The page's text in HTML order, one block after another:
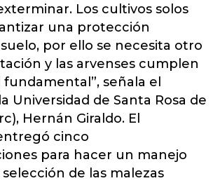
Los cultivos solos
una protección
por ello se necesita otro
y las arvenses cumplen
señala el
Universidad de Santa Rosa de
Hernán Giraldo. El
cinco
para hacer un manejo
de las malezas